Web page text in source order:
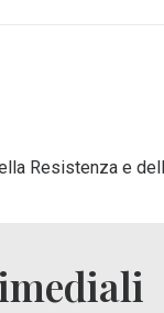
Resistenza e